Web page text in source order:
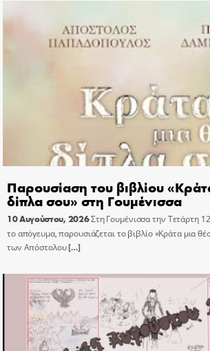
Παρουσίαση του βιβλίου
δίπλα σου» στη Γουμένισσα
10 Αυγούστου, 2026Στη Γουμένισσα την Τετάρτη
το απόγευμα, παρουσιάζεται το βιβλίο «Κράτα μια
των Απόστολου[…]